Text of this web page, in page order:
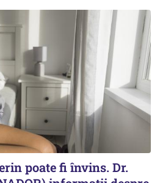
poate fi învins. Dr.